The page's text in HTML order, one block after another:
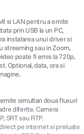
si LAN pentru a emite
prin USB la un PC,
instalarea unui driver si
streaming sau in Zoom,
poate fi emis la 720p,
Optional, data, ora si
simultan doua fluxuri
diferite. Camera
SRT sau RTP.
pe internet si preluate